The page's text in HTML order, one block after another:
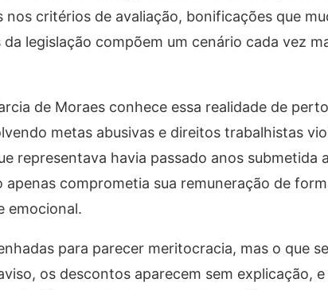
critérios de avaliação, bonificações que
da legislação compõem um cenário cada vez
de Moraes conhece essa realidade de
metas abusivas e direitos trabalhistas
representava havia passado anos submetida
apenas comprometia sua remuneração de
emocional.
para parecer meritocracia, mas o que
os descontos aparecem sem explicação,